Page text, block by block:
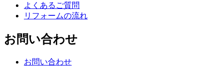
よくあるご質問
リフォームの流れ
お問い合わせ
お問い合わせ